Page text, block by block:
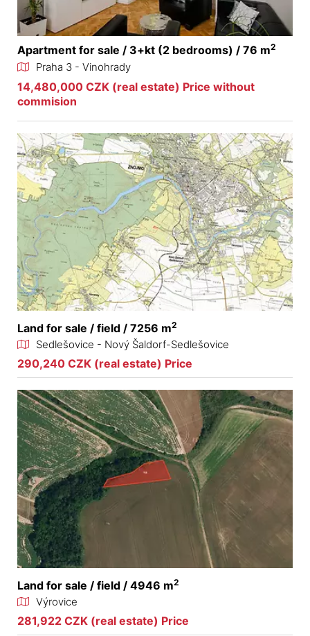
Apartment for sale / 3+kt (2 bedrooms) / 76 m2
Praha 3 - Vinohrady
14,480,000 CZK (real estate) Price without
commision
Land for sale / field / 7256 m2
Sedlešovice - Nový Šaldorf-Sedlešovice
290,240 CZK (real estate) Price
Land for sale / field / 4946 m2
Výrovice
281,922 CZK (real estate) Price